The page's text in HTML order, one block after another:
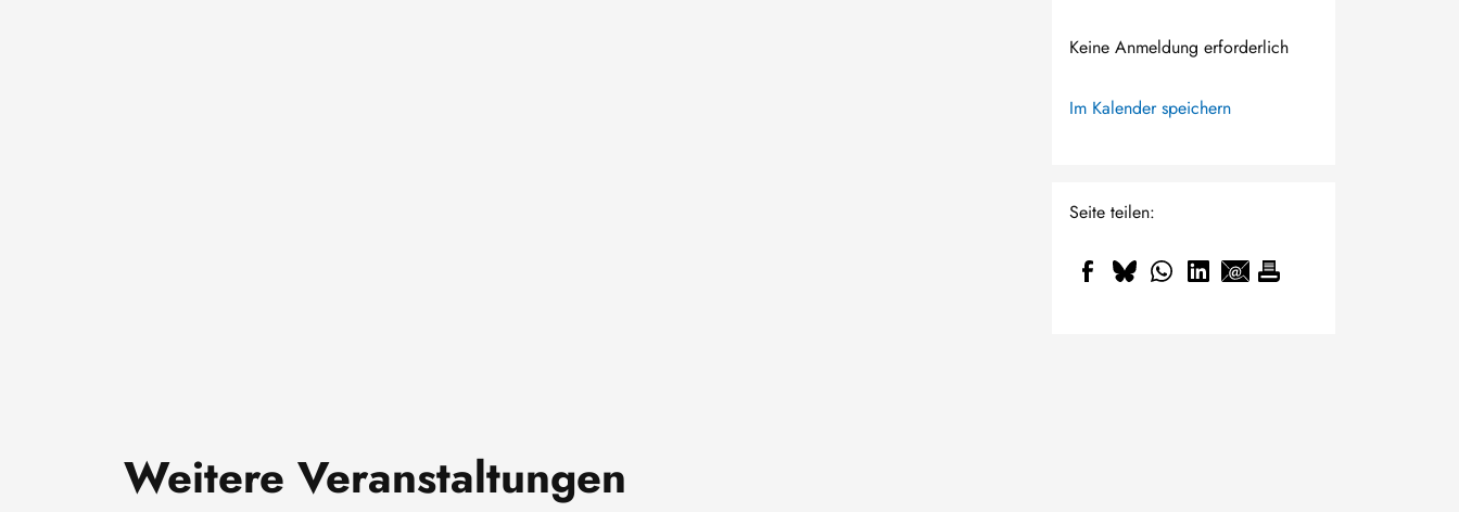
Keine Anmeldung erforderlich
Im Kalender speichern
Seite teilen:
Weitere Veranstaltungen